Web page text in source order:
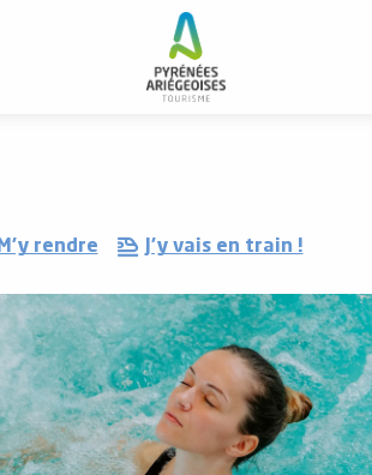
M'y rendre J'y vais en train !